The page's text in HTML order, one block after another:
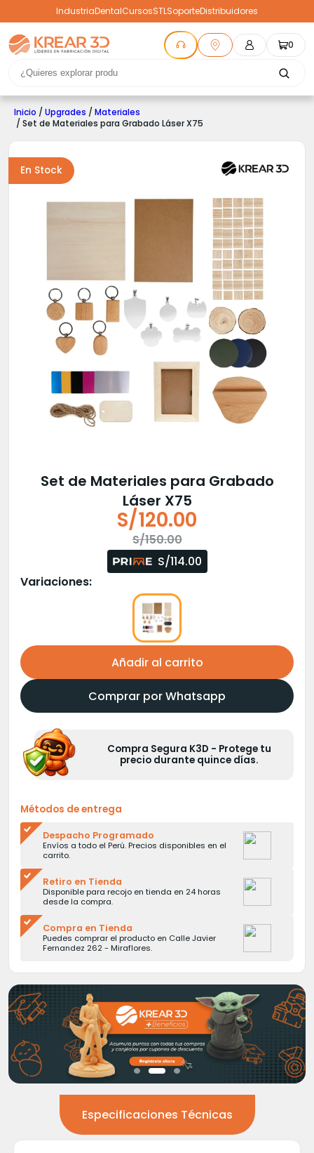
IndustriaDentalCursosSTLSoporteDistribuidores
0
Inicio / Upgrades / Materiales
/ Set de Materiales para Grabado Láser X75
En Stock
Set de Materiales para Grabado
Láser X75
S/150.00
original
S/120.00
actual
S/114.00
Variaciones:
Añadir al carrito
Comprar por Whatsapp
Compra Segura K3D - Protege tu
precio durante quince días.
Métodos de entrega
Despacho Programado
Envíos a todo el Perú. Precios disponibles en el
carrito.
Retiro en Tienda
Disponible para recojo en tienda en 24 horas
desde la compra.
Compra en Tienda
Puedes comprar el producto en Calle Javier
Fernandez 262 - Miraflores.
Especificaciones Técnicas